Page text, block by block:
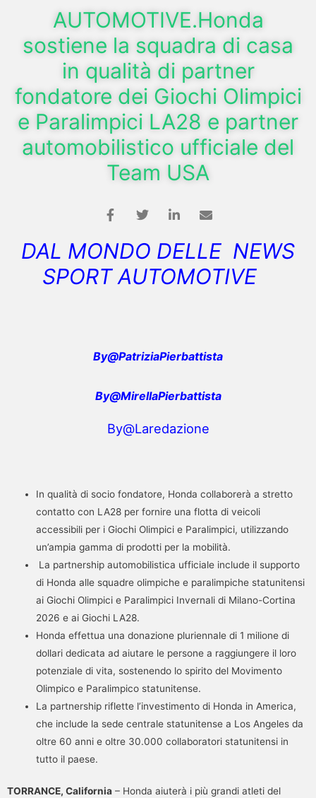
AUTOMOTIVE.Honda
sostiene la squadra di casa
in qualità di partner
fondatore dei Giochi Olimpici
e Paralimpici LA28 e partner
automobilistico ufficiale del
Team USA
DAL MONDO DELLE NEWS
SPORT AUTOMOTIVE
By@PatriziaPierbattista
By@MirellaPierbattista
By@Laredazione
In qualità di socio fondatore, Honda collaborerà a stretto
contatto con LA28 per fornire una flotta di veicoli
accessibili per i Giochi Olimpici e Paralimpici, utilizzando
un’ampia gamma di prodotti per la mobilità.
La partnership automobilistica ufficiale include il supporto
di Honda alle squadre olimpiche e paralimpiche statunitensi
ai Giochi Olimpici e Paralimpici Invernali di Milano-Cortina
2026 e ai Giochi LA28.
Honda effettua una donazione pluriennale di 1 milione di
dollari dedicata ad aiutare le persone a raggiungere il loro
potenziale di vita, sostenendo lo spirito del Movimento
Olimpico e Paralimpico statunitense.
La partnership riflette l’investimento di Honda in America,
che include la sede centrale statunitense a Los Angeles da
oltre 60 anni e oltre 30.000 collaboratori statunitensi in
tutto il paese.
TORRANCE, California – Honda aiuterà i più grandi atleti del